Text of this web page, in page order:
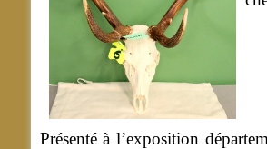
Présenté à l’exposition